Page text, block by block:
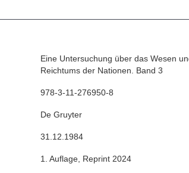
Eine Untersuchung über das Wesen
Reichtums der Nationen. Band 3
978-3-11-276950-8
De Gruyter
31.12.1984
1. Auflage Reprint 2024